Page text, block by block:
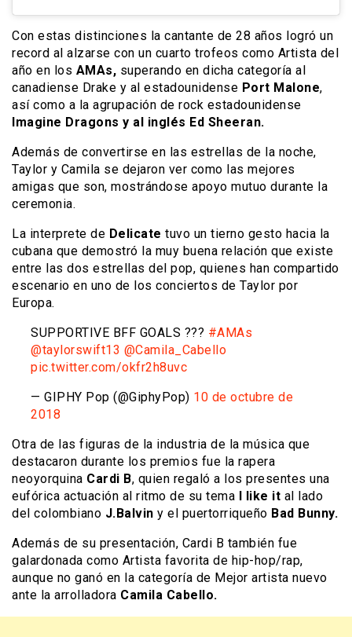
Con estas distinciones la cantante de 28 años logró un
record al alzarse con un cuarto trofeos como Artista del
año en los AMAs, superando en dicha categoría al
canadiense Drake y al estadounidense Port Malone,
así como a la agrupación de rock estadounidense
Imagine Dragons y al inglés Ed Sheeran.
Además de convertirse en las estrellas de la noche,
Taylor y Camila se dejaron ver como las mejores
amigas que son, mostrándose apoyo mutuo durante la
ceremonia.
La interprete de Delicate tuvo un tierno gesto hacia la
cubana que demostró la muy buena relación que existe
entre las dos estrellas del pop, quienes han compartido
escenario en uno de los conciertos de Taylor por
Europa.
SUPPORTIVE BFF GOALS ??? #AMAs
@taylorswift13 @Camila_Cabello
pic.twitter.com/okfr2h8uvc
— GIPHY Pop (@GiphyPop) 10 de octubre de
2018
Otra de las figuras de la industria de la música que
destacaron durante los premios fue la rapera
neoyorquina Cardi B, quien regaló a los presentes una
eufórica actuación al ritmo de su tema I like it al lado
del colombiano J.Balvin y el puertorriqueño Bad Bunny.
Además de su presentación, Cardi B también fue
galardonada como Artista favorita de hip-hop/rap,
aunque no ganó en la categoría de Mejor artista nuevo
ante la arrolladora Camila Cabello.